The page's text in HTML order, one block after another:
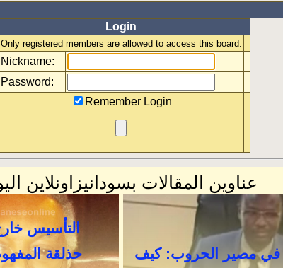
Login
Only registered members are allowed to access this board.
Nickname:
Password:
Remember Login